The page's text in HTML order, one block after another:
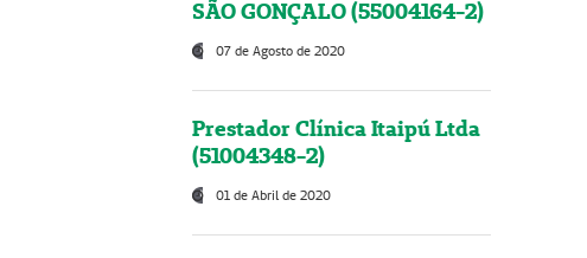
SÃO GONÇALO (55004164-2)
07 de Agosto de 2020
Prestador Clínica Itaipú Ltda
(51004348-2)
01 de Abril de 2020